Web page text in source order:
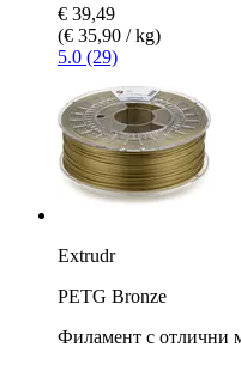
€ 39,49
(€ 35,90 / kg)
5.0 (29)
Extrudr
PETG Bronze
Филамент с отлични